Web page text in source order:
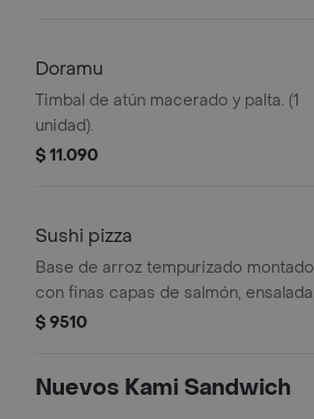
Doramu
Timbal de atún macerado y palta. (1
unidad).
$ 11.090
Sushi pizza
Base de arroz tempurizado montado
con finas capas de salmón, ensalada
dinamita, palta y toques de sésamo.,
$ 9510
Nuevos Kami Sandwich